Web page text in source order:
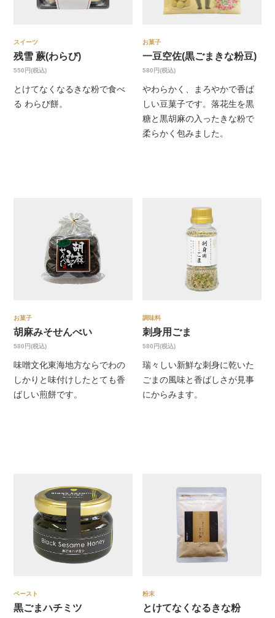
スイーツ
残雪 蕨(わらび)
550円(税込)
とけてなくなるきな粉で食べ
る わらび餅。
お菓子
一豆空佐(黒ごまきな粉豆)
580円(税込)
やわらかく、まろやかで香ば
しい豆菓子です。落花生を黒
糖と黒胡麻の入ったきな粉で
柔らかく包みました。
お菓子
胡麻みそせんべい
580円(税込)
味噌文化東海地方ならでわの
しかりと味付けしたとても香
ばしい煎餅です。
調味料
刺身用ごま
580円(税込)
瑞々しい新鮮な刺身に乾いた
ごまの風味と香ばしさが見事
にからみます。
ペースト
黒ごまハチミツ
粉末
とけてなくなるきな粉